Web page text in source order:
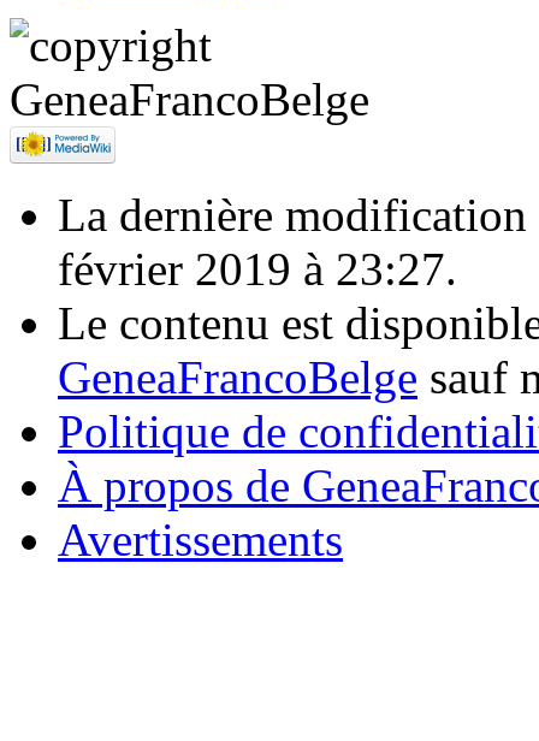
La dernière modification
février 2019 à 23:27.
Le contenu est
GeneaFrancoBelge sauf
Politique de
À propos de
Avertissements